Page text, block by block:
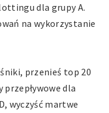
dla grupy A.
na wykorzystanie
przenieś top 20
przepływowe dla
wyczyść martwe